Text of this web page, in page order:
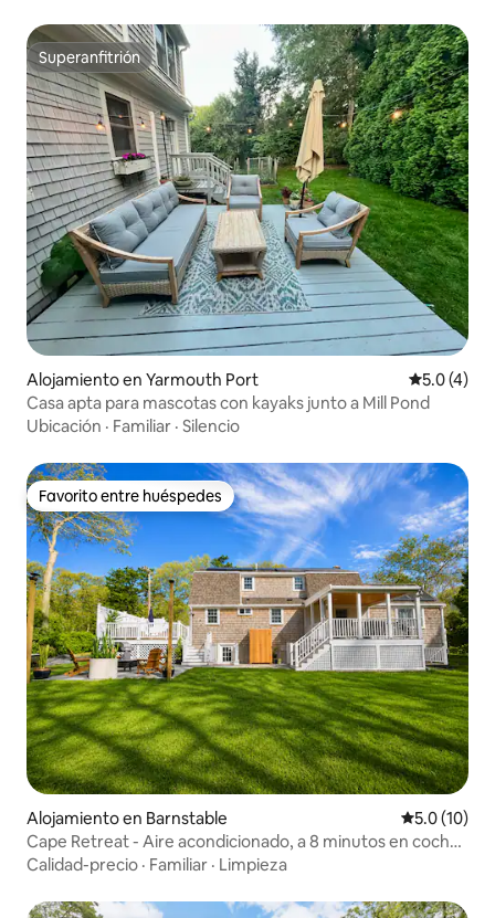
Superanfitrión
Superanfitrión
Alojamiento en Yarmouth Port
5.0 (4)
Casa apta para mascotas con kayaks junto a Mill Pond
Ubicación · Familiar · Silencio
Favorito entre huéspedes
Favorito entre huéspedes
Alojamiento en Barnstable Calificación
5.0 (10)
Cape Retreat - Aire acondicionado, a 8 minutos en coche
de la playa de Craigville
Calidad-precio · Familiar · Limpieza